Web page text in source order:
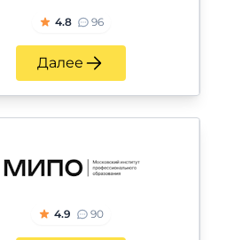
4.8 96
Далее
4.9 90